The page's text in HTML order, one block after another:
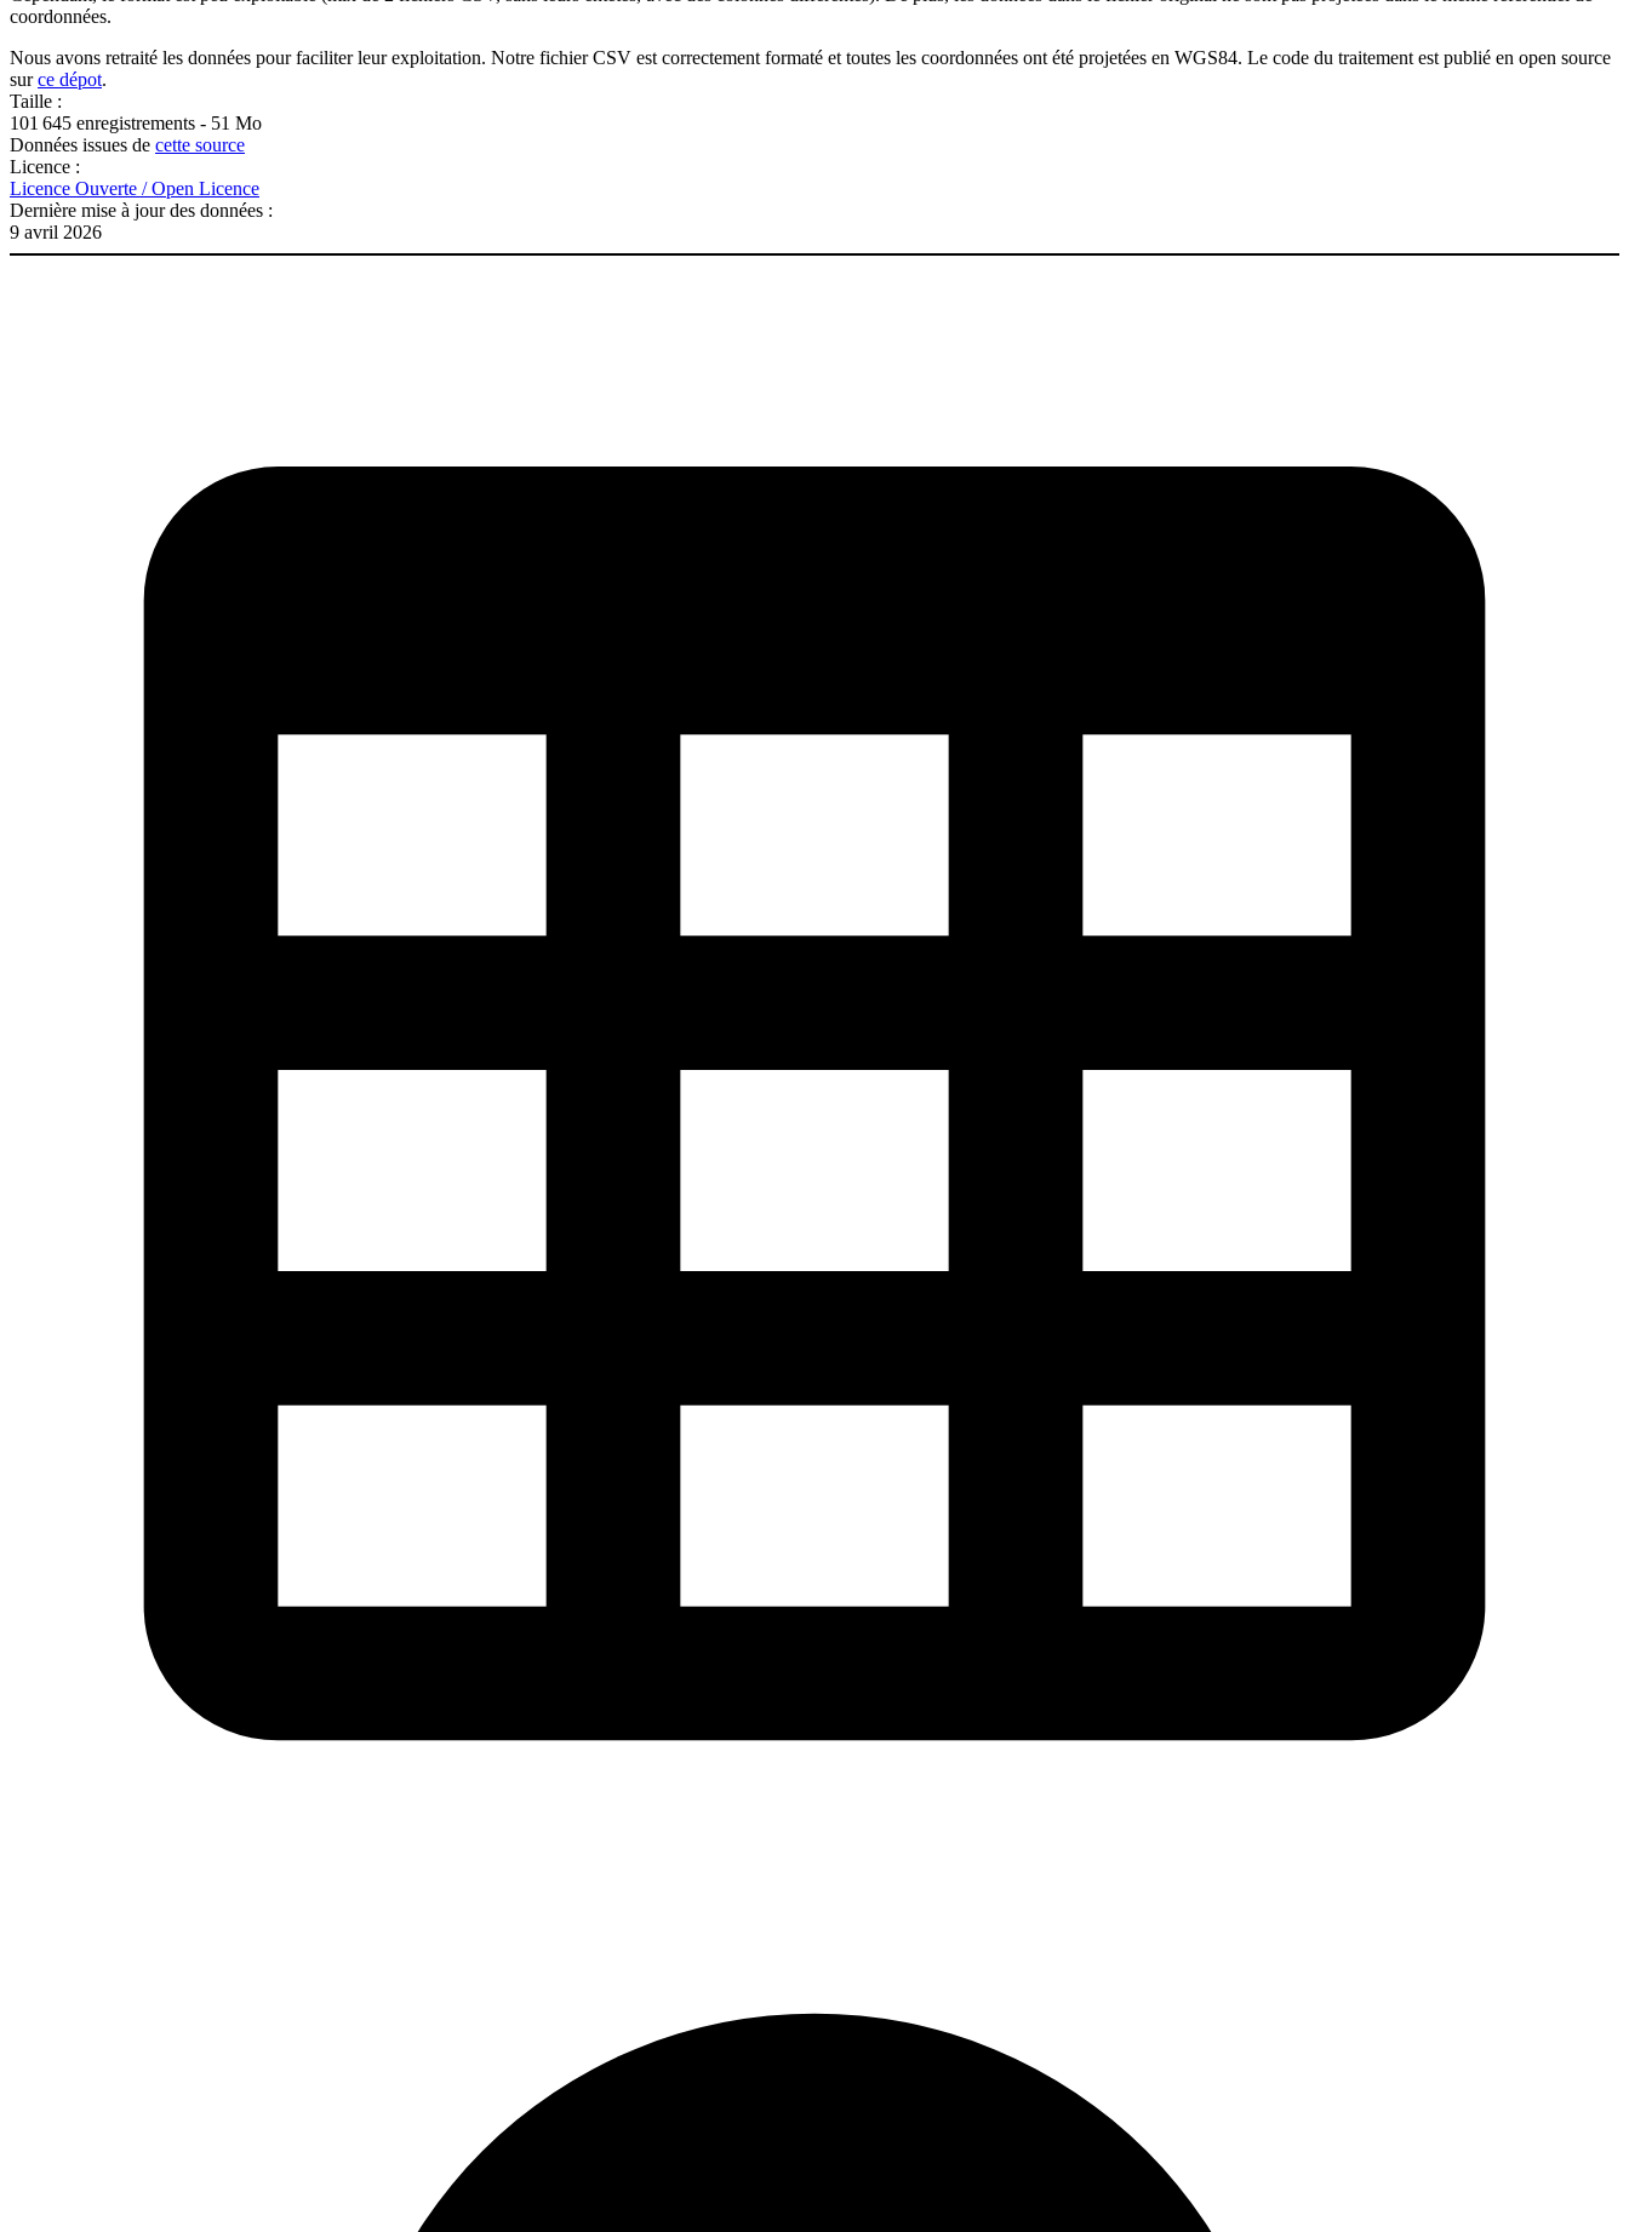
coordonnées.
Nous avons retraité les données pour faciliter leur exploitation. Notre fichier CSV est correctement formaté et toutes les coordonnées ont été projetées en WGS84. Le code du traitement est publié en open source
surce dépot.
Taille :
101 645 enregistrements - 51 Mo
Données issues de cette source
Licence :
Licence Ouverte / Open Licence
Dernière mise à jour des données :
9 avril 2026